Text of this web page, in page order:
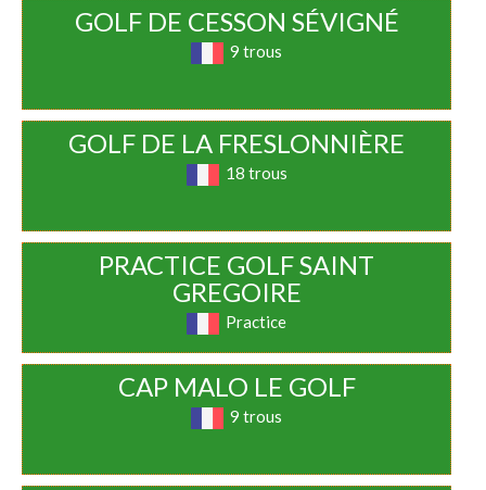
GOLF DE CESSON SÉVIGNÉ
9 trous
GOLF DE LA FRESLONNIÈRE
18 trous
PRACTICE GOLF SAINT
GREGOIRE
Practice
CAP MALO LE GOLF
9 trous